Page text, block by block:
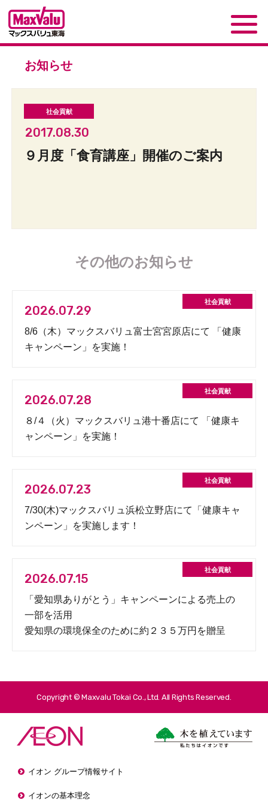
お知らせ
2017.08.30
９月度「食育講座」開催のご案内
その他のお知らせ
2026.07.29
8/6（木）マックスバリュ富士宮宮原店にて 「健康
キャンペーン」を実施！
2026.07.28
８/４（火）マックスバリュ港十番店にて 「健康キ
ャンペーン」を実施！
2026.07.23
7/30(木)マックスバリュ浜松立野店にて「健康キャ
ンペーン」を実施します！
2026.07.15
「愛知県ありがとう」キャンペーンによる売上の
一部を活用
愛知県の環境保全のために約２３５万円を贈呈
Copyright © Maxvalu Tokai Co., Ltd. All Rights Reserved.
イオン グループ情報サイト
イオンの基本理念